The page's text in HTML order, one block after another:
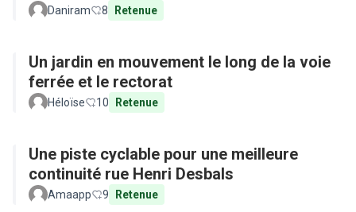
Daniram 8 Retenue
Un jardin en mouvement le long de la voie
ferrée et le rectorat
Héloïse 10 Retenue
Une piste cyclable pour une meilleure
continuité rue Henri Desbals
Amaapp 9 Retenue